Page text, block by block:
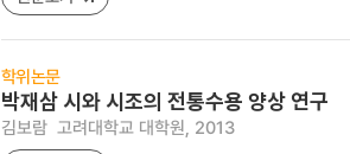
학위논문
박재삼 시와 시조의 전통수용 양상 연구
김보람 고려대학교 대학원, 2013